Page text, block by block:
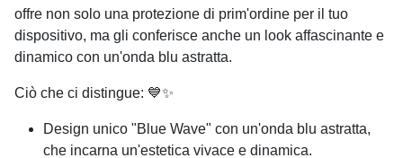
offre non solo una protezione di prim'ordine per il tuo
dispositivo, ma gli conferisce anche un look affascinante e
dinamico con un'onda blu astratta.
Ciò che ci distingue: 💙✨
Design unico "Blue Wave" con un'onda blu astratta,
che incarna un'estetica vivace e dinamica.